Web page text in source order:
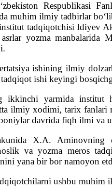
Respublikasi
muhim ilmiy tadbirlar
tadqiqotchisi Idiyev
yozma manbalarida
ishining ilmiy
ishi keyingi
ikkinchi yarmida institut
ilmiy xodimi, tarix
davrida fiqh ilmi va
X.A. Aminovning
va yozma meros
yana bir bor namoyon
ushbu